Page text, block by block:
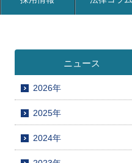
ニュース
2026年
2025年
2024年